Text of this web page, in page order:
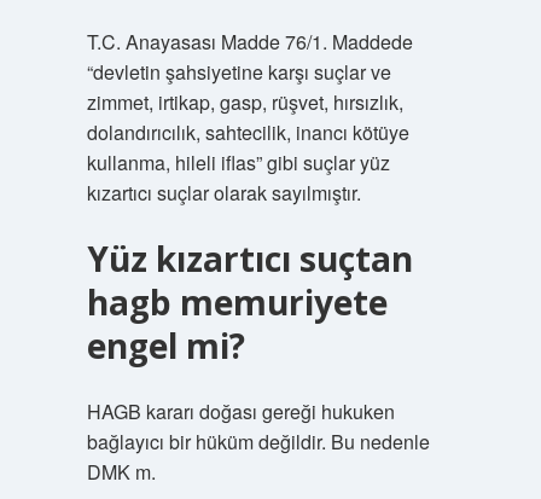
T.C. Anayasası Madde 76/1. Maddede
“devletin şahsiyetine karşı suçlar ve
zimmet, irtikap, gasp, rüşvet, hırsızlık,
dolandırıcılık, sahtecilik, inancı kötüye
kullanma, hileli iflas” gibi suçlar yüz
kızartıcı suçlar olarak sayılmıştır.
Yüz kızartıcı suçtan
hagb memuriyete
engel mi?
HAGB kararı doğası gereği hukuken
bağlayıcı bir hüküm değildir. Bu nedenle
DMK m.